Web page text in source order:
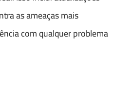
as ameaças mais
com qualquer problema